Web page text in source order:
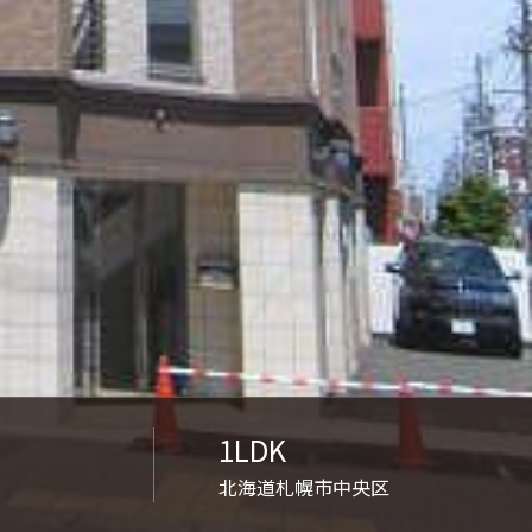
1LDK
北海道札幌市中央区